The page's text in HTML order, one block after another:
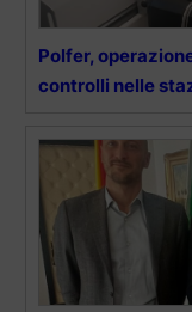
Polfer,
controlli nelle